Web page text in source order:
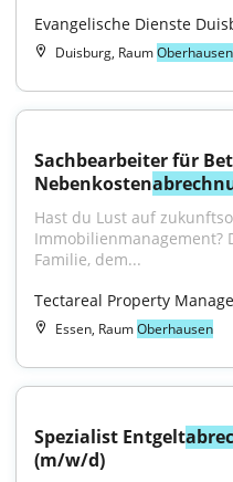
Evangelische Dienste
Duisburg, RaumOberhausen
Sachbearbeiter für
Nebenkosten
Hast du Lust auf
Immobilienmanagement?
Familie, dem...
Tectareal Property
Essen, RaumOberhausen
Spezialist Entgelt
(m/w/d)